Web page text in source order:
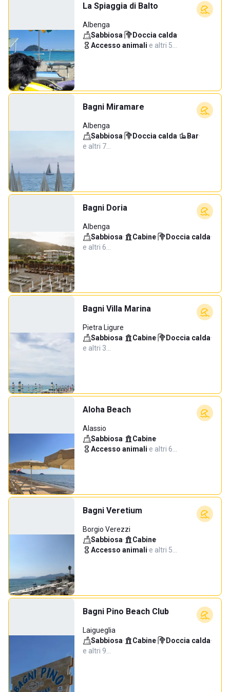
La Spiaggia di Balto
Albenga
Sabbiosa· Doccia calda·
Accesso animali·e altri 5…
Bagni Miramare
Albenga
Sabbiosa· Doccia calda· Bar·
e altri 7…
Bagni Doria
Albenga
Sabbiosa· Cabine· Doccia calda·
e altri 6…
Bagni Villa Marina
Pietra Ligure
Sabbiosa· Cabine· Doccia calda·
e altri 3…
Aloha Beach
Alassio
Sabbiosa· Cabine·
Accesso animali·e altri 6…
Bagni Veretium
Borgio Verezzi
Sabbiosa· Cabine·
Accesso animali·e altri 5…
Bagni Pino Beach Club
Laigueglia
Sabbiosa· Cabine· Doccia calda·
e altri 9…